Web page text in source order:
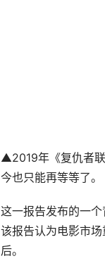
▲2019年《复仇者
今也只能再等等了。
这一报告发布的一
该报告认为电影市
后。